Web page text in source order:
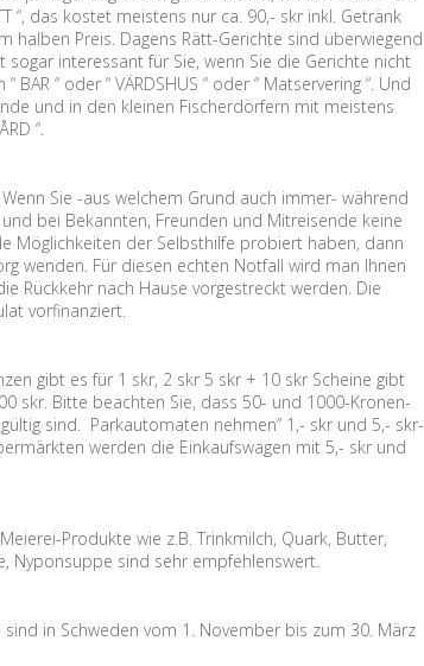
“, das kostet meistens nur ca. 90,- skr inkl. Getränk
Preis. Dagens Rätt-Gerichte sind überwiegend
interessant für Sie, wenn Sie die Gerichte nicht
“ oder “ VÄRDSHUS “ oder “ Matservering “. Und
und in den kleinen Fischerdörfern mit meistens
“.
Wenn Sie -aus welchem Grund auch immer- während
bei Bekannten, Freunden und Mitreisende keine
Möglichkeiten der Selbsthilfe probiert haben, dann
wenden. Für diesen echten Notfall wird man Ihnen
Rückkehr nach Hause vorgestreckt werden. Die
vorfinanziert.
gibt es für 1 skr, 2 skr 5 skr + 10 skr Scheine gibt
skr. Bitte beachten Sie, dass 50- und 1000-Kronen-
sind. Parkautomaten nehmen” 1,- skr und 5,- skr-
werden die Einkaufswagen mit 5,- skr und
Produkte wie z.B. Trinkmilch, Quark, Butter,
Nyponsuppe sind sehr empfehlenswert.
in Schweden vom 1. November bis zum 30. März